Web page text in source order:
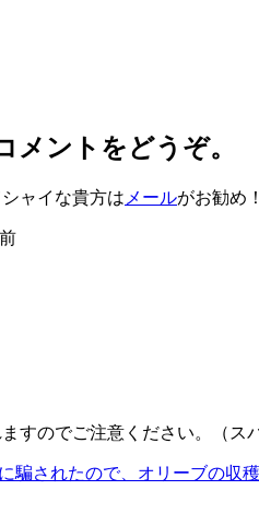
メントをどうぞ。
ャイな貴方は メールがお勧め！
すのでご注意ください。（ス
騙されたので、オリーブの収